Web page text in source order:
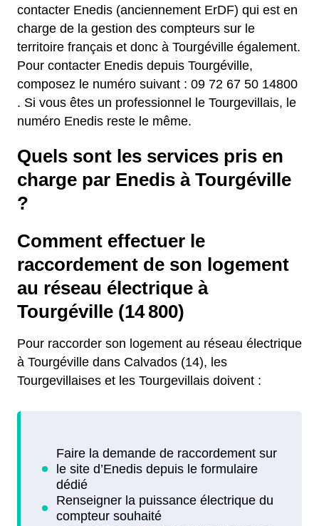
contacter Enedis (anciennement ErDF) qui est en
charge de la gestion des compteurs sur le
territoire français et donc à Tourgéville également.
Pour contacter Enedis depuis Tourgéville,
composez le numéro suivant : 09 72 67 50 14800
. Si vous êtes un professionnel le Tourgevillais, le
numéro Enedis reste le même.
Quels sont les services pris en
charge par Enedis à Tourgéville
?
Comment effectuer le
raccordement de son logement
au réseau électrique à
Tourgéville (14 800)
Pour raccorder son logement au réseau électrique
à Tourgéville dans Calvados (14), les
Tourgevillaises et les Tourgevillais doivent :